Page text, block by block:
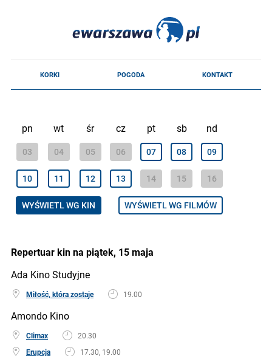
pn wt śr cz pt sb nd
03 04 05 06 07 08 09
10 11 12 13 14 15 16
WYŚWIETL WG KIN WYŚWIETL WG FILMÓW
Repertuar kin na piątek, 15 maja
Ada Kino Studyjne
Miłość, która zostaje 19.00
Amondo Kino
Climax
20.30
Erupcja
17.30, 19.00